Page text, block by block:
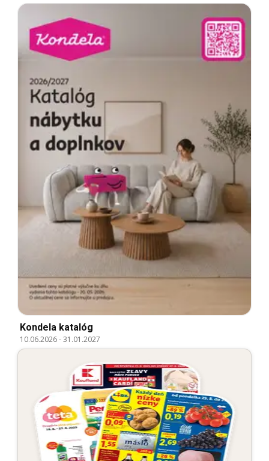
Kondela katalóg
10.06.2026-31.01.2027